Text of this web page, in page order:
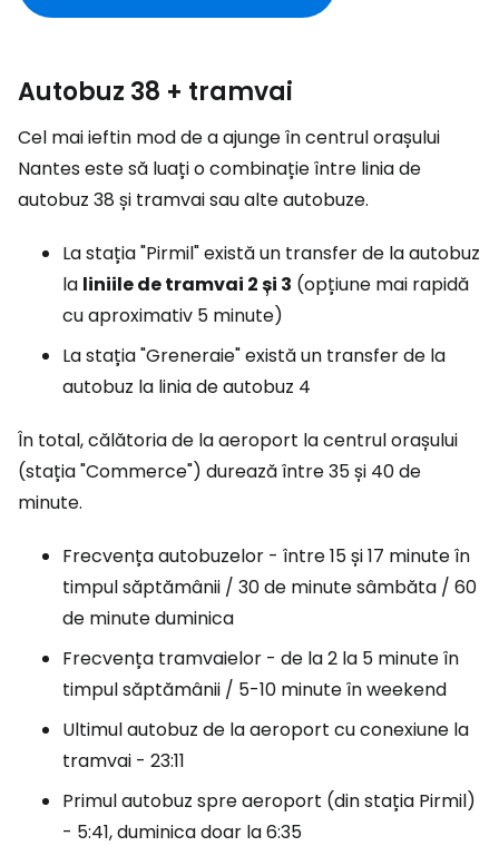
Autobuz 38 + tramvai
Cel mai ieftin mod de a ajunge în centrul orașului
Nantes este să luați o combinație între linia de
autobuz 38 și tramvai sau alte autobuze.
La stația "Pirmil" există un transfer de la autobuz
la liniile de tramvai 2 și 3 (opțiune mai rapidă
cu aproximativ 5 minute)
La stația "Greneraie" există un transfer de la
autobuz la linia de autobuz 4
În total, călătoria de la aeroport la centrul orașului
(stația "Commerce") durează între 35 și 40 de
minute.
Frecvența autobuzelor - între 15 și 17 minute în
timpul săptămânii / 30 de minute sâmbăta / 60
de minute duminica
Frecvența tramvaielor - de la 2 la 5 minute în
timpul săptămânii / 5-10 minute în weekend
Ultimul autobuz de la aeroport cu conexiune la
tramvai - 23:11
Primul autobuz spre aeroport (din stația Pirmil)
- 5:41, duminica doar la 6:35